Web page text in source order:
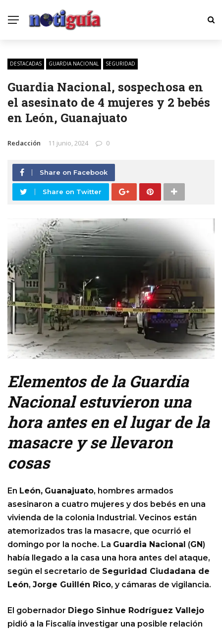
DESTACADAS GUARDIA NACIONAL SEGURIDAD
Guardia Nacional, sospechosa en
el asesinato de 4 mujeres y 2 bebés
en León, Guanajuato
Redacción 11 junio, 2024 0
Share on Facebook
Share on Twitter
Elementos de la Guardia
Nacional estuvieron una
hora antes en el lugar de la
masacre y se llevaron
cosas
En León, Guanajuato, hombres armados
asesinaron a cuatro mujeres y dos bebés en una
vivienda de la colonia Industrial. Vecinos están
atemorizados tras la masacre, que ocurrió el
domingo por la noche. La Guardia Nacional (GN)
había llegado a la casa una hora antes del ataque,
según el secretario de Seguridad Ciudadana de
León, Jorge Guillén Rico, y cámaras de vigilancia.
El gobernador Diego Sinhue Rodríguez Vallejo
pidió a la Fiscalía investigar una posible relación